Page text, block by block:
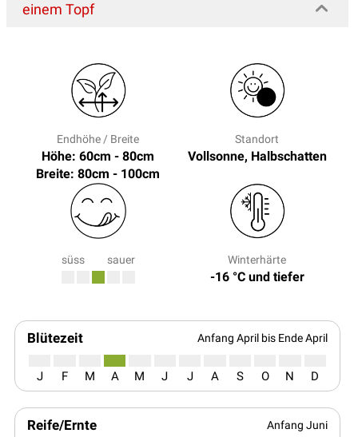
einem Topf
Endhöhe / Breite
Höhe: 60cm - 80cm
Breite: 80cm - 100cm
Standort
Vollsonne, Halbschatten
süss sauer Winterhärte
-16 °C und tiefer
Blütezeit Anfang April bis Ende April
J F M A M J J A S O N D
Reife/Ernte Anfang Juni